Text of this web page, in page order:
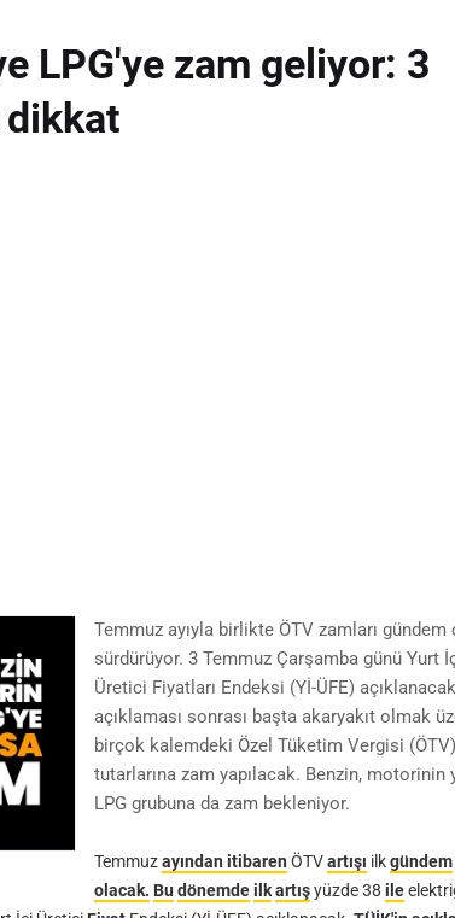
LPG'ye zam geliyor: 3
Temmuz ayıyla birlikte ÖTV zamları gündem
sürdürüyor. 3 Temmuz Çarşamba günü Yurt
Üretici Fiyatları Endeksi (Yİ-ÜFE)
açıklaması sonrası başta akaryakıt olmak
birçok kalemdeki Özel Tüketim Vergisi
tutarlarına zam yapılacak. Benzin, motorinin
LPG grubuna da zam bekleniyor.
Temmuz ayından itibaren ÖTV artışı ilk gündem
olacak. Bu dönemde ilk artış yüzde 38 ile